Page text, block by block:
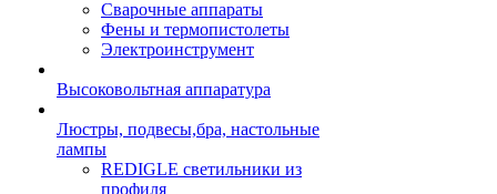
Сварочные аппараты
Фены и термопистолеты
Электроинструмент
Высоковольтная аппаратура
Люстры, подвесы,бра, настольные
лампы
REDIGLE светильники из
профиля